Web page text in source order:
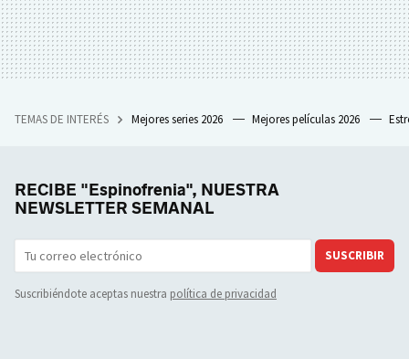
TEMAS DE INTERÉS Mejores series 2026 Mejores películas 2026
RECIBE "Espinofrenia", NUESTRA
NEWSLETTER SEMANAL
SUSCRIBIR
Suscribiéndote aceptas nuestra política de privacidad